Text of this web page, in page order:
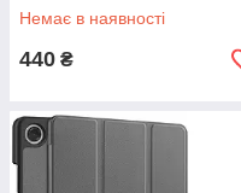
Немає в наявності
440 ₴